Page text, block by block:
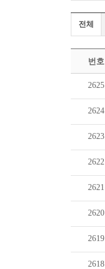
전체
번호
2625
2624
2623
2622
2621
2620
2619
2618